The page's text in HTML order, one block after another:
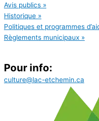
Avis publics »
Historique »
Politiques et programmes
Règlements municipaux »
Pour info:
culture@lac-etchemin.ca